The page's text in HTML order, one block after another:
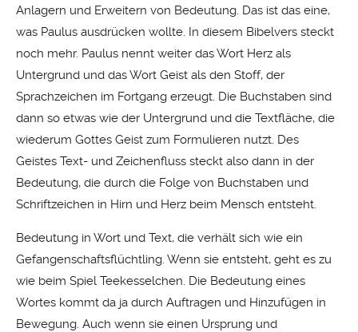
Anlagern und Erweitern von Bedeutung. Das ist das eine,
was Paulus ausdrücken wollte. In diesem Bibelvers steckt
noch mehr. Paulus nennt weiter das Wort Herz als
Untergrund und das Wort Geist als den Stoff, der
Sprachzeichen im Fortgang erzeugt. Die Buchstaben sind
dann so etwas wie der Untergrund und die Textfläche, die
wiederum Gottes Geist zum Formulieren nutzt. Des
Geistes Text- und Zeichenfluss steckt also dann in der
Bedeutung, die durch die Folge von Buchstaben und
Schriftzeichen in Hirn und Herz beim Mensch entsteht.
Bedeutung in Wort und Text, die verhält sich wie ein
Gefangenschaftsflüchtling. Wenn sie entsteht, geht es zu
wie beim Spiel Teekesselchen. Die Bedeutung eines
Wortes kommt da ja durch Auftragen und Hinzufügen in
Bewegung. Auch wenn sie einen Ursprung und